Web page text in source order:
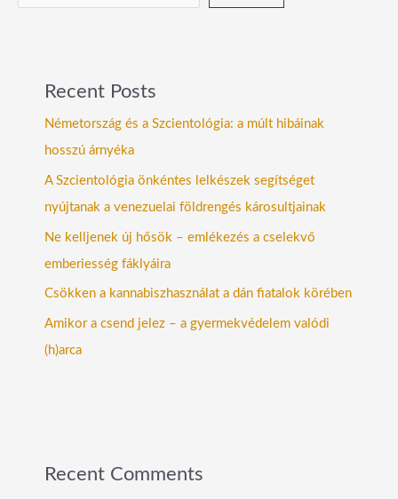
Recent Posts
Németország és a Szcientológia: a múlt hibáinak
hosszú árnyéka
A Szcientológia önkéntes lelkészek segítséget
nyújtanak a venezuelai földrengés károsultjainak
Ne kelljenek új hősök – emlékezés a cselekvő
emberiesség fáklyáira
Csökken a kannabiszhasználat a dán fiatalok körében
Amikor a csend jelez – a gyermekvédelem valódi
(h)arca
Recent Comments